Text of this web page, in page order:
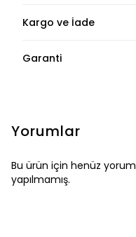
Kargo ve İade
Garanti
Yorumlar
Bu ürün için henüz yorum
yapılmamış.